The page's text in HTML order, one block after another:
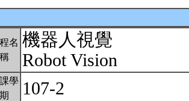
名
稱
機器人視覺
Robot Vision
學
期
107-2